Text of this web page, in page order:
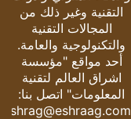
التقنية وغير ذلك من
المجالات التقنية
والتكنولوجية والعامة.
أحد مواقع "مؤسسة
اشراق العالم لتقنية
المعلومات" اتصل بنا:
eshrag@eshraag.com